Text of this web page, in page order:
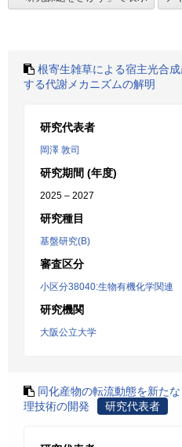
根寄生雑草による宿主光合
する代謝メカニズムの解明
研究代表者
岡澤 敦司
研究期間 (年度)
2025 – 2027
研究種目
基盤研究(B)
審査区分
小区分38040:生物有機化学関連
研究機関
大阪公立大学
同化産物の転流動態を新た
理技術の開発
研究代表者